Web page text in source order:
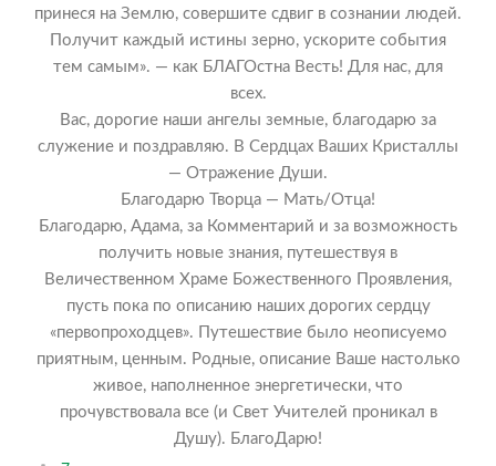
принеся на Землю, совершите сдвиг в сознании людей.
Получит каждый истины зерно, ускорите события
тем самым». — как БЛАГОстна Весть! Для нас, для
всех.
Вас, дорогие наши ангелы земные, благодарю за
служение и поздравляю. В Сердцах Ваших Кристаллы
— Отражение Души.
Благодарю Творца — Мать/Отца!
Благодарю, Адама, за Комментарий и за возможность
получить новые знания, путешествуя в
Величественном Храме Божественного Проявления,
пусть пока по описанию наших дорогих сердцу
«первопроходцев». Путешествие было неописуемо
приятным, ценным. Родные, описание Ваше настолько
живое, наполненное энергетически, что
прочувствовала все (и Свет Учителей проникал в
Душу). БлагоДарю!